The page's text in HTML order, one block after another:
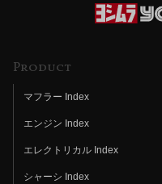
Product
マフラー Index
エンジン Index
エレクトリカル Index
シャーシ Index